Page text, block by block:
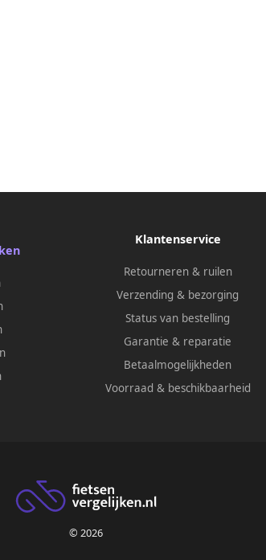
Klantenservice
Retourneren & ruilen
Verzending & bezorging
Status van bestelling
Garantie & reparatie
Betaalmogelijkheden
Voorraad & beschikbaarheid
© 2026